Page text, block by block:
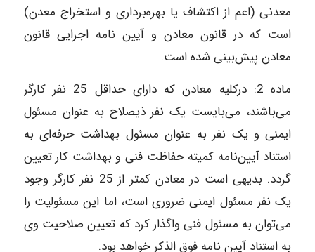
معدنی (اعم از اکتشاف یا بهره‌برداری و استخراج معدن)
است که در قانون معادن و آیین نامه اجرایی قانون
معادن پیش‌بینی شده است.
ماده‌ 2: درکلیه معادن که دارای حداقل 25 نفر کارگر
می‌باشند، می‌بایست یک نفر ذیصلاح به عنوان مسئول
ایمنی و یک نفر به عنوان مسئول بهداشت حرفه‌ای به
استناد آیین‌نامه کمیته حفاظت فنی و بهداشت کار تعیین
گردد. بدیهی است در معادن کمتر از 25 نفر کارگر وجود
یک نفر مسئول ایمنی ضروری است، اما این مسئولیت را
می‌توان به مسئول فنی واگذار کرد که تعیین صلاحیت وی
به استناد آیین نامه فوق الذکر خواهد بود.